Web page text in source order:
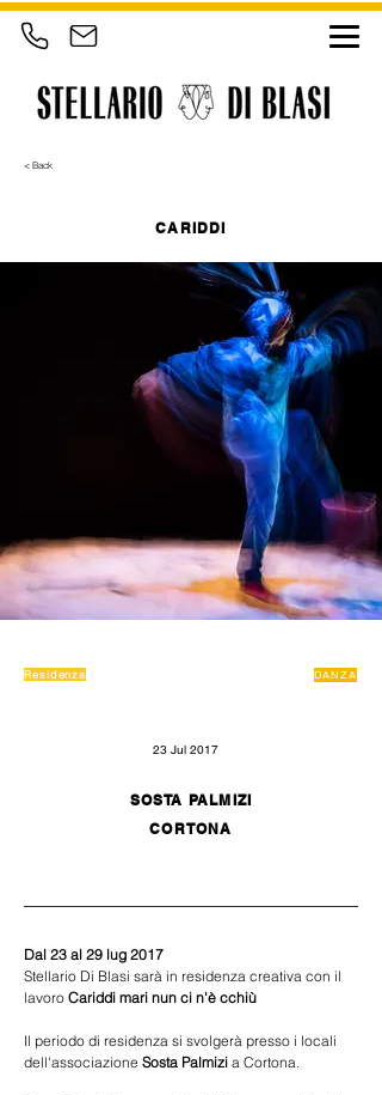
< Back
CARIDDI
Residenza DANZA
23 Jul 2017
SOSTA PALMIZI
CORTONA
Dal 23 al 29 lug 2017
Stellario Di Blasi sarà in residenza creativa con il
lavoro Cariddi mari nun ci n'è cchiù
Il periodo di residenza si svolgerà presso i locali
dell'associazione Sosta Palmizi a Cortona.